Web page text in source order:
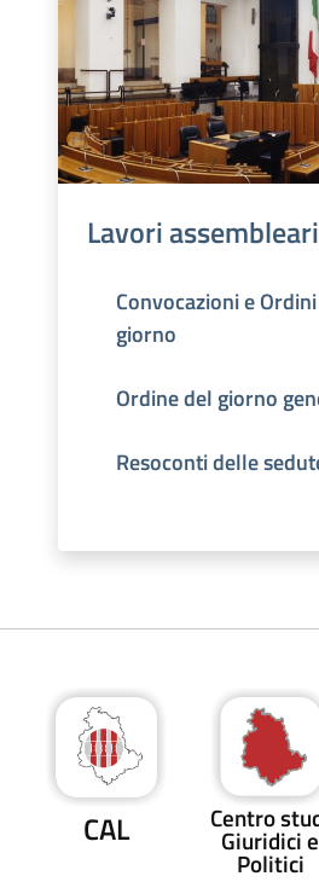
Lavori assembleari
Convocazioni e
giorno
Ordine del giorno
Resoconti delle
CAL Centro
Giuridici e
Politici